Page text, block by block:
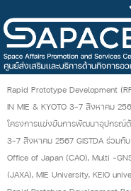
Rapid Prototype Development
IN MIE & KYOTO 3-7 สิงหาคม
โครงการแข่งขันการพัฒนาอุปกรณ์
3-7 สิงหาคม 2567 GISTDA ร่วมกั
Office of Japan (CAO), Multi -
(JAXA), MIE University, KEIO